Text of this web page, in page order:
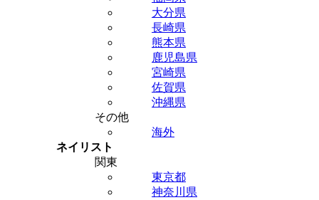
大分県
長崎県
熊本県
鹿児島県
宮崎県
佐賀県
沖縄県
その他
海外
ネイリスト
関東
東京都
神奈川県